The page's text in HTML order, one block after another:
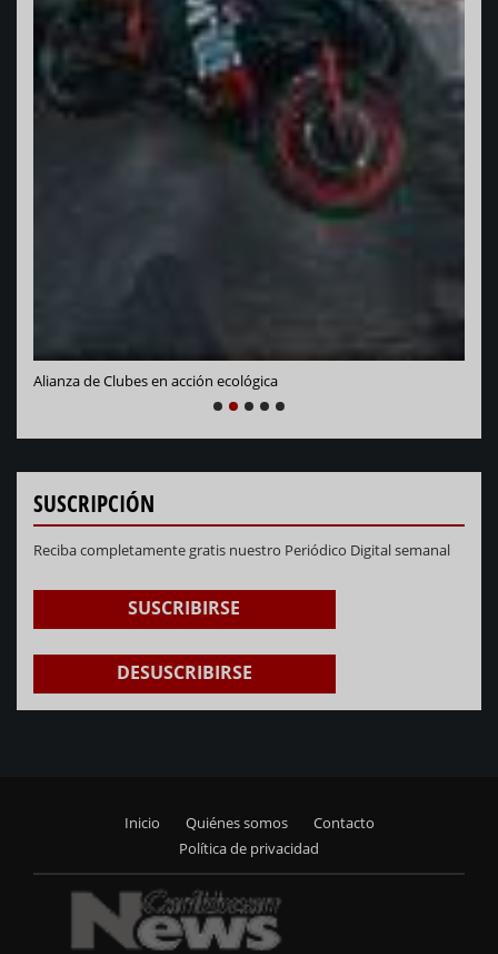
Alianza de Clubes en acción ecológica
PREVIOUS
SUSCRIPCIÓN
Reciba completamente gratis nuestro Periódico Digital semanal
SUSCRIBIRSE
DESUSCRIBIRSE
menu
Inicio Quiénes somos
Contacto
Política de privacidad